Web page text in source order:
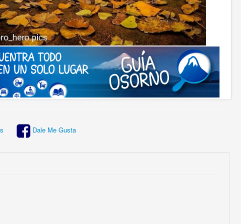
Dale Me Gusta